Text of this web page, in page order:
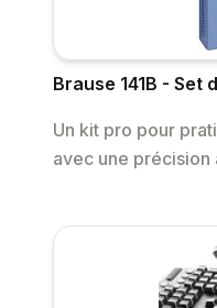
Brause 141B - Set
Un kit pro pour
avec une précision